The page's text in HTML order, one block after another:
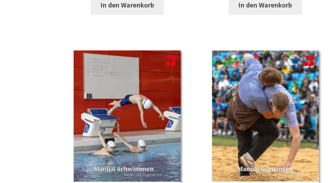
In den Warenkorb In den Warenkorb